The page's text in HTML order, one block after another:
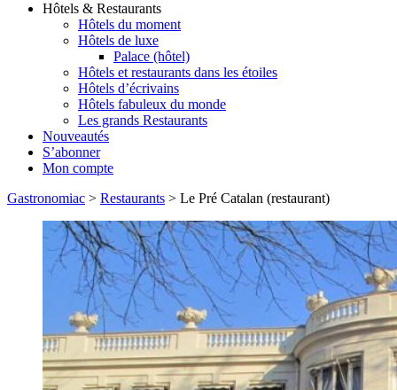
Hôtels & Restaurants
Hôtels du moment
Hôtels de luxe
Palace (hôtel)
Hôtels et restaurants dans les étoiles
Hôtels d’écrivains
Hôtels fabuleux du monde
Les grands Restaurants
Nouveautés
S’abonner
Mon compte
Gastronomiac > Restaurants > Le Pré Catalan (restaurant)